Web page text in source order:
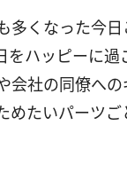
くなった今
をハッピーに
会社の同僚へ
たいパーツご